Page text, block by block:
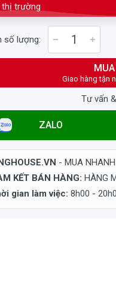
thị trường
số lượng:
Giao hàng tận
Tư vấn
ZALO
- MUA
KẾT BÁN HÀNG: HÀNG
gian làm việc: 8h00 -